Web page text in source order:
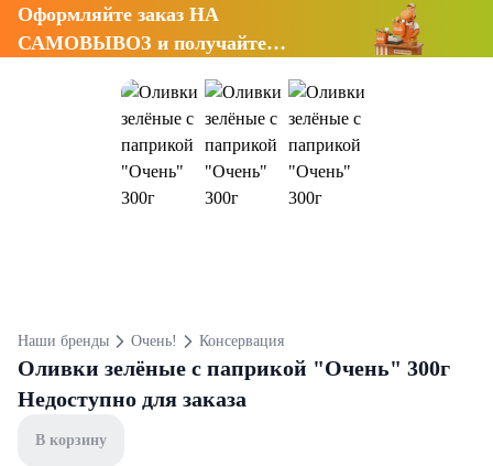
Оформляйте заказ НА
САМОВЫВОЗ и получайте
Наши бренды Очень! Консервация
Оливки зелёные с паприкой "Очень" 300г
Недоступно для заказа
В корзину